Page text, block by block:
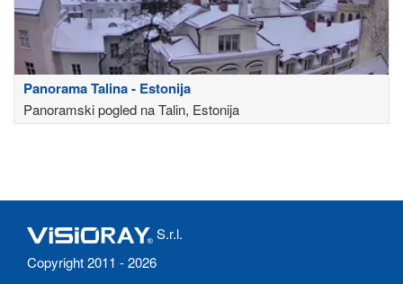
Panorama Talina - Estonija
Panoramski pogled na Talin, Estonija
S.r.l.
Copyright 2011 - 2026